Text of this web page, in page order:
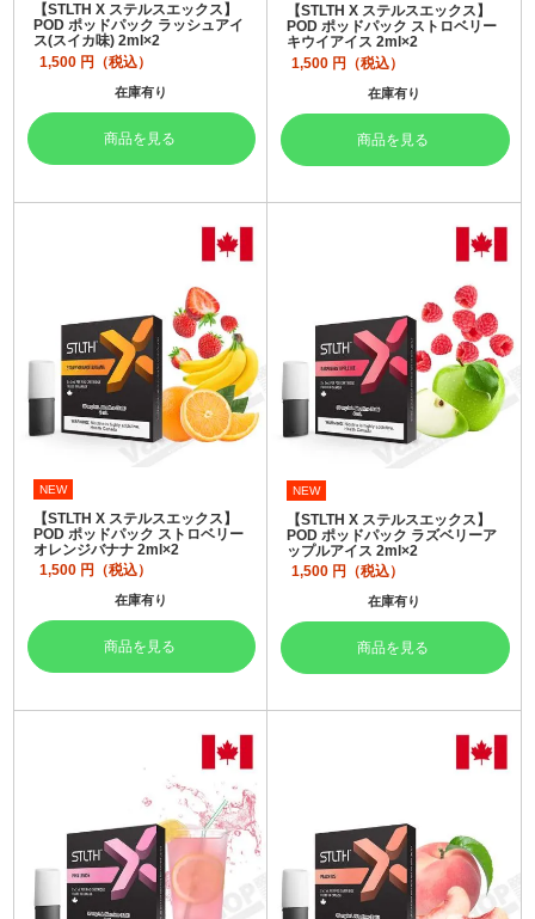
【STLTH X ステルスエックス】
POD ポッドパック ラッシュアイ
ス(スイカ味) 2ml×2
1,500 円（税込）
在庫有り
商品を見る
【STLTH X ステルスエックス】
POD ポッドパック ストロベリー
キウイアイス 2ml×2
1,500 円（税込）
在庫有り
商品を見る
NEW
【STLTH X ステルスエックス】
POD ポッドパック ストロベリー
オレンジバナナ 2ml×2
1,500 円（税込）
在庫有り
商品を見る
NEW
【STLTH X ステルスエックス】
POD ポッドパック ラズベリーア
ップルアイス 2ml×2
1,500 円（税込）
在庫有り
商品を見る